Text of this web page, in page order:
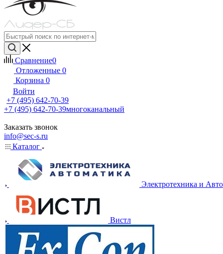
Сравнение0
Отложенные 0
Корзина 0
Войти
+7 (495) 642-70-39
+7 (495) 642-70-39многоканальный
Заказать звонок
info@sec-s.ru
Каталог
Электротехника и
Вистл